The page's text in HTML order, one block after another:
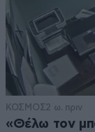
ΚΟΣΜΟΣ2 ω. πριν
«Θέλω τον